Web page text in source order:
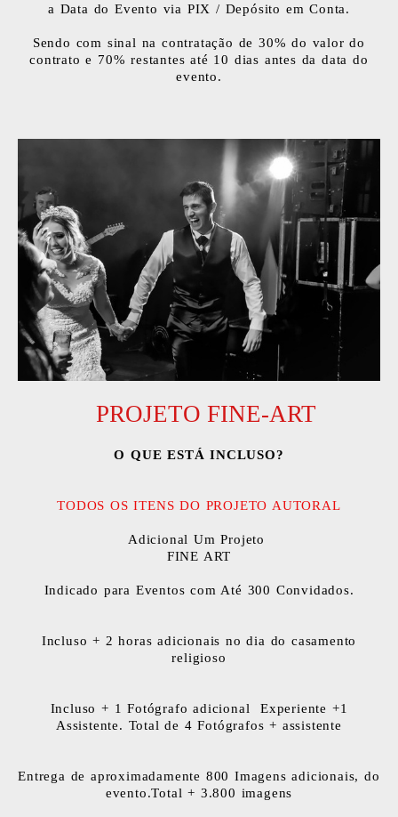
a Data do Evento via PIX / Depósito em Conta.
Sendo com sinal na contratação de 30% do valor do
contrato e 70% restantes até 10 dias antes da data do
evento.
PROJETO FINE-ART
O QUE ESTÁ INCLUSO?
TODOS OS ITENS DO PROJETO AUTORAL
Adicional Um Projeto
FINE ART
Indicado para Eventos com Até 300 Convidados.
Incluso + 2 horas adicionais no dia do casamento
religioso
Incluso + 1 Fotógrafo adicional Experiente +1
Assistente. Total de 4 Fotógrafos + assistente
Entrega de aproximadamente 800 Imagens adicionais, do
evento.Total + 3.800 imagens